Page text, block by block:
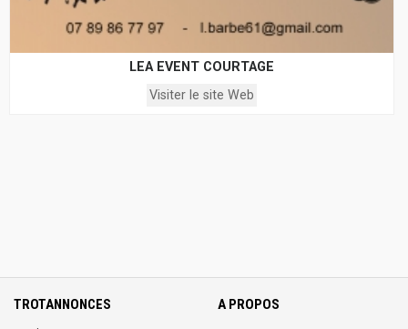
LEA EVENT COURTAGE
Visiter le site Web
TROTANNONCES A PROPOS